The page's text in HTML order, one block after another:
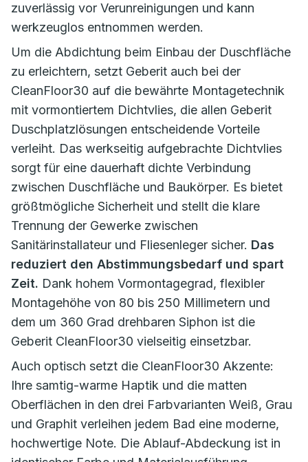
zuverlässig vor Verunreinigungen und kann
werkzeuglos entnommen werden.
Um die Abdichtung beim Einbau der Duschfläche
zu erleichtern, setzt Geberit auch bei der
CleanFloor30 auf die bewährte Montagetechnik
mit vormontiertem Dichtvlies, die allen Geberit
Duschplatzlösungen entscheidende Vorteile
verleiht. Das werkseitig aufgebrachte Dichtvlies
sorgt für eine dauerhaft dichte Verbindung
zwischen Duschfläche und Baukörper. Es bietet
größtmögliche Sicherheit und stellt die klare
Trennung der Gewerke zwischen
Sanitärinstallateur und Fliesenleger sicher. Das
reduziert den Abstimmungsbedarf und spart
Zeit. Dank hohem Vormontagegrad, flexibler
Montagehöhe von 80 bis 250 Millimetern und
dem um 360 Grad drehbaren Siphon ist die
Geberit CleanFloor30 vielseitig einsetzbar.
Auch optisch setzt die CleanFloor30 Akzente:
Ihre samtig-warme Haptik und die matten
Oberflächen in den drei Farbvarianten Weiß, Grau
und Graphit verleihen jedem Bad eine moderne,
hochwertige Note. Die Ablauf-Abdeckung ist in